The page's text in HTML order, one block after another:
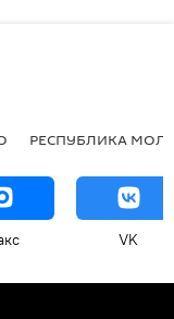
РЕСПУБЛИКА
VK